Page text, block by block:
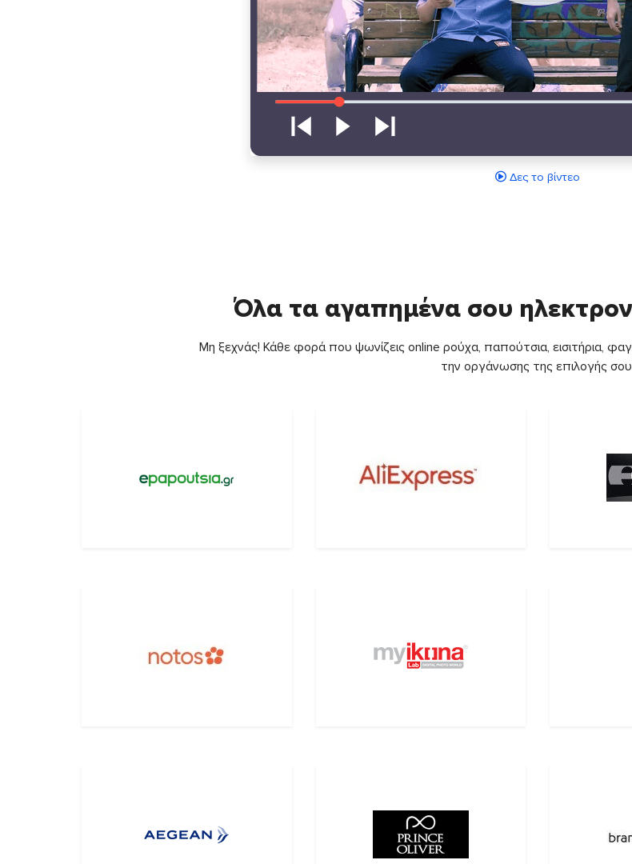
Δες το βίντεο
Όλα τα αγαπημένα σου
Μη ξεχνάς! Κάθε φορά που ψωνίζεις online ρούχα, παπούτσια, εισιτήρια,
την οργάνωσης της επιλογής